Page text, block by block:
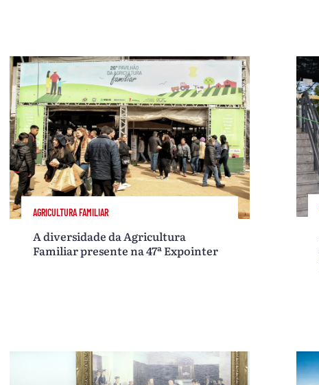
AGRICULTURA FAMILIAR
A diversidade da Agricultura
Familiar presente na 47ª Expointer